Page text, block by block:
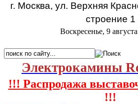
г. Москва, ул. Верхняя
строение 1
Воскресенье, 9
Электрокамины
!!! Распродажа
!!!